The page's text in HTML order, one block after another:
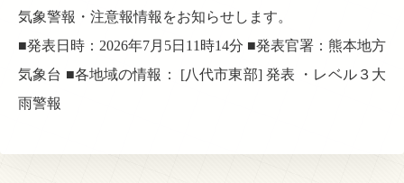
気象警報・注意報情報をお知らせします。
■発表日時：2026年7月5日11時14分 ■発表官署：熊本地方
気象台 ■各地域の情報： [八代市東部] 発表 ・レベル３大
雨警報